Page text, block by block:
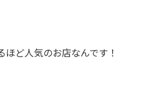
ど人気のお店なんです！